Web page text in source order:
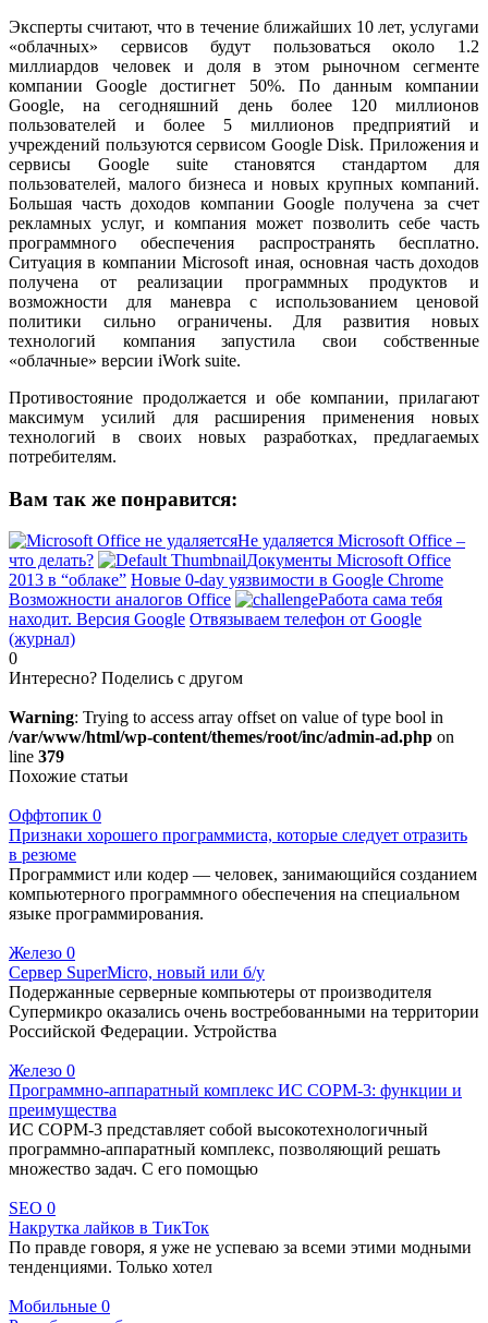
Эксперты считают, что в течение ближайших 10 лет, услугами
«облачных» сервисов будут пользоваться около 1.2
миллиардов человек и доля в этом рыночном сегменте
компании Google достигнет 50%. По данным компании
Google, на сегодняшний день более 120 миллионов
пользователей и более 5 миллионов предприятий и
учреждений пользуются сервисом Google Disk. Приложения и
сервисы Google suite становятся стандартом для
пользователей, малого бизнеса и новых крупных компаний.
Большая часть доходов компании Google получена за счет
рекламных услуг, и компания может позволить себе часть
программного обеспечения распространять бесплатно.
Ситуация в компании Microsoft иная, основная часть доходов
получена от реализации программных продуктов и
возможности для маневра с использованием ценовой
политики сильно ограничены. Для развития новых
технологий компания запустила свои собственные
«облачные» версии iWork suite.
Противостояние продолжается и обе компании, прилагают
максимум усилий для расширения применения новых
технологий в своих новых разработках, предлагаемых
потребителям.
Вам так же понравится:
Не удаляется Microsoft Office –
что делать?
Документы Microsoft Office
2013 в “облаке” Новые 0-day уязвимости в Google Chrome
Возможности аналогов Office
Работа сама тебя
находит. Версия Google Отвязываем телефон от Google
(журнал)
0
Интересно? Поделись с другом
Warning: Trying to access array offset on value of type bool in
/var/www/html/wp-content/themes/root/inc/admin-ad.php on
line 379
Похожие статьи
Оффтопик 0
Признаки хорошего программиста, которые следует отразить
в резюме
Программист или кодер — человек, занимающийся созданием
компьютерного программного обеспечения на специальном
языке программирования.
Железо 0
Сервер SuperMicro, новый или б/у
Подержанные серверные компьютеры от производителя
Супермикро оказались очень востребованными на территории
Российской Федерации. Устройства
Железо 0
Программно-аппаратный комплекс ИС СОРМ-3: функции и
преимущества
ИС СОРМ-3 представляет собой высокотехнологичный
программно-аппаратный комплекс, позволяющий решать
множество задач. С его помощью
SEO 0
Накрутка лайков в ТикТок
По правде говоря, я уже не успеваю за всеми этими модными
тенденциями. Только хотел
Мобильные 0